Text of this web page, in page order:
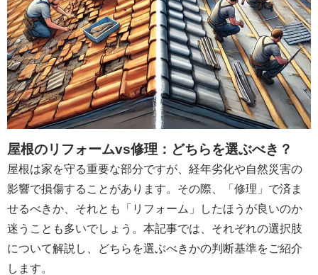
屋根のリフォームvs修理：どちらを選ぶべき？
屋根は家を守る重要な部分ですが、経年劣化や自然災害の
影響で損傷することがあります。その際、「修理」で済ま
せるべきか、それとも「リフォーム」したほうが良いのか
迷うことも多いでしょう。本記事では、それぞれの選択肢
について解説し、どちらを選ぶべきかの判断基準をご紹介
します。